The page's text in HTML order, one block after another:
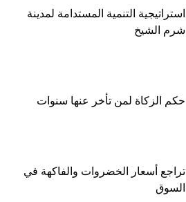
استراتيجية التنمية المستدامة لمدينة
شرم الشيخ
حكم الزكاة لمن تأخر عنها سنوات
تراجع أسعار الخضروات والفاكهة في
السوق